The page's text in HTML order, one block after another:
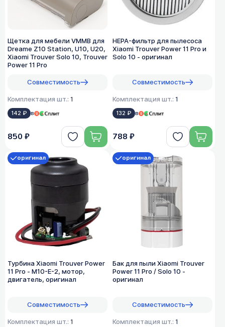
Щетка для мебели VMMB для
Dreame Z10 Station, U10, U20,
Xiaomi Trouver Solo 10, Trouver
Power 11 Pro
Совместимость
Комплектация шт.: 1
142 ₽ в
850 ₽
HEPA-фильтр для пылесоса
Xiaomi Trouver Power 11 Pro и
Solo 10 - оригинал
Совместимость
Комплектация шт.: 1
132 ₽ в
788 ₽
Турбина Xiaomi Trouver Power
11 Pro - M10-E-2, мотор,
двигатель, оригинал
Совместимость
Комплектация шт.: 1
оригинал
Бак для пыли Xiaomi Trouver
Power 11 Pro / Solo 10 -
оригинал
Совместимость
Комплектация шт.: 1
оригинал